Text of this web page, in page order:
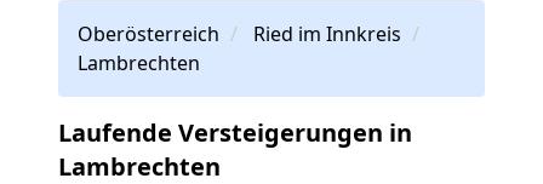
Oberösterreich
Ried im Innkreis
Lambrechten
Laufende Versteigerungen in
Lambrechten